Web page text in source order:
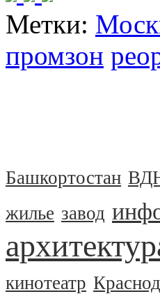
Метки:
промзон
Башкортостан
жилье завод
кинотеатр